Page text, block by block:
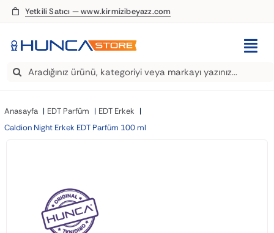
Skip
content
Yetkili Satıcı — www.kirmizibeyazz.com
EDT Parfüm
Deodorant
Saç Kremi
Search
Anasayfa EDT Parfüm
EDT Erkek
Caldion Night Erkek EDT Parfüm 100 ml